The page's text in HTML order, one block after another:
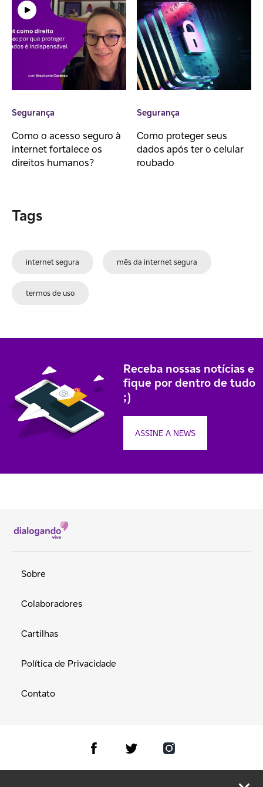
Segurança
Como o acesso seguro à
internet fortalece os
direitos humanos?
Segurança
Como proteger seus
dados após ter o celular
roubado
Tags
internet segura mês da internet segura
termos de uso
Receba nossas notícias e
fique por dentro de tudo
;)
ASSINE A NEWS
Sobre
Colaboradores
Cartilhas
Política de Privacidade
Contato